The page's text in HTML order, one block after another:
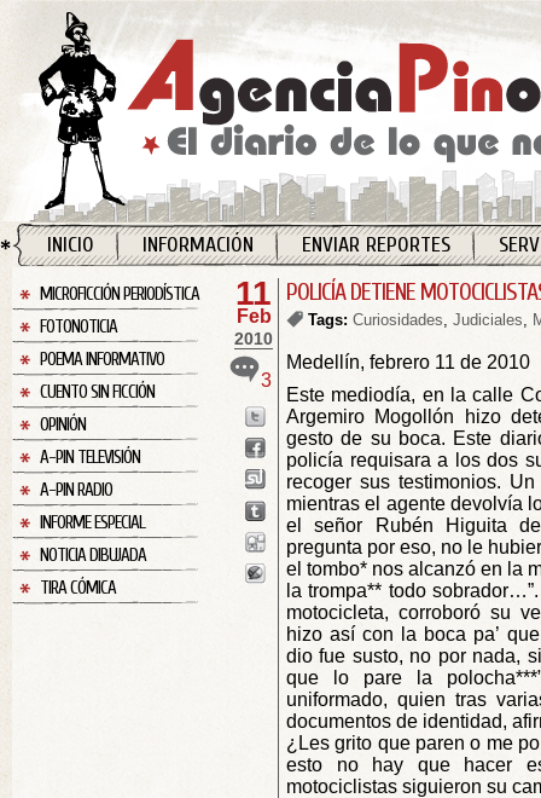
INICIO INFORMACIÓN ENVIAR REPORTES
MICROFICCIÓN PERIODÍSTICA
FOTONOTICIA
POEMA INFORMATIVO
CUENTO SIN FICCIÓN
OPINIÓN
A-PIN TELEVISIÓN
A-PIN RADIO
INFORME ESPECIAL
NOTICIA DIBUJADA
TIRA CÓMICA
11
Feb
2010
3
POLICÍA DETIENE
Tags: Curiosidades, Judiciales,
Medellín, febrero 11 de 2010
Este mediodía, en la calle
Argemiro Mogollón hizo
gesto de su boca. Este
policía requisara a los dos
recoger sus testimonios.
mientras el agente devolvía
el señor Rubén Higuita
pregunta por eso, no le
el tombo* nos alcanzó en la
la trompa** todo
motocicleta, corroboró su
hizo así con la boca pa’
dio fue susto, no por nada,
que lo pare la
uniformado, quien tras
documentos de identidad,
¿Les grito que paren o me
esto no hay que hacer
motociclistas siguieron su